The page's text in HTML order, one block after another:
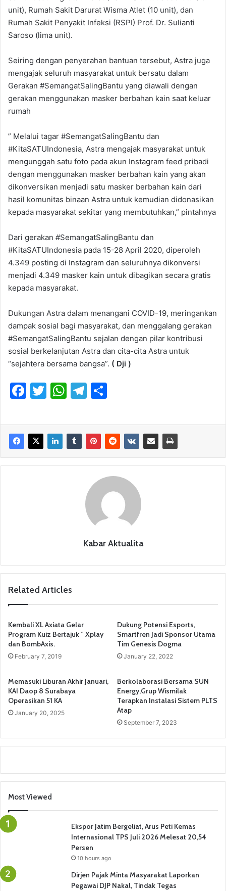
unit), Rumah Sakit Darurat Wisma Atlet (10 unit), dan
Rumah Sakit Penyakit Infeksi (RSPI) Prof. Dr. Sulianti
Saroso (lima unit).
Seiring dengan penyerahan bantuan tersebut, Astra juga
mengajak seluruh masyarakat untuk bersatu dalam
Gerakan #SemangatSalingBantu yang diawali dengan
gerakan menggunakan masker berbahan kain saat keluar
rumah
” Melalui tagar #SemangatSalingBantu dan
#KitaSATUIndonesia, Astra mengajak masyarakat untuk
mengunggah satu foto pada akun Instagram feed pribadi
dengan menggunakan masker berbahan kain yang akan
dikonversikan menjadi satu masker berbahan kain dari
hasil komunitas binaan Astra untuk kemudian didonasikan
kepada masyarakat sekitar yang membutuhkan,” pintahnya
Dari gerakan #SemangatSalingBantu dan
#KitaSATUIndonesia pada 15-28 April 2020, diperoleh
4.349 posting di Instagram dan seluruhnya dikonversi
menjadi 4.349 masker kain untuk dibagikan secara gratis
kepada masyarakat.
Dukungan Astra dalam menangani COVID-19, meringankan
dampak sosial bagi masyarakat, dan menggalang gerakan
#SemangatSalingBantu sejalan dengan pilar kontribusi
sosial berkelanjutan Astra dan cita-cita Astra untuk
“sejahtera bersama bangsa”. ( Dji )
F
c
e
b
o
T
itt
er
W
at
s
A
p
T
e
gr
a
m
ar
e
Kabar Aktualita
Related Articles
Kembali XL Axiata Gelar
Program Kuiz Bertajuk ” Xplay
dan BombAxis.
February 7, 2019
Dukung Potensi Esports,
Smartfren Jadi Sponsor Utama
Tim Genesis Dogma
January 22, 2022
Memasuki Liburan Akhir Januari,
KAI Daop 8 Surabaya
Operasikan 51 KA
January 20, 2025
Berkolaborasi Bersama SUN
Energy,Grup Wismilak
Terapkan Instalasi Sistem PLTS
Atap
September 7, 2023
Most Viewed
Ekspor Jatim Bergeliat, Arus Peti Kemas
Internasional TPS Juli 2026 Melesat 20,54
Persen
10 hours ago
Dirjen Pajak Minta Masyarakat Laporkan
Pegawai DJP Nakal, Tindak Tegas